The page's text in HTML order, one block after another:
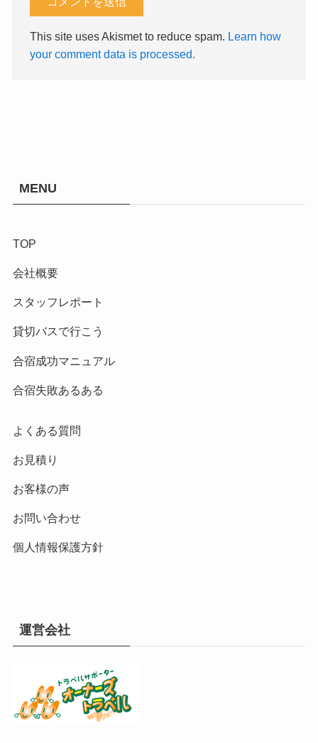
This site uses Akismet to reduce spam. Learn how
your comment data is processed.
MENU
TOP
会社概要
スタッフレポート
貸切バスで行こう
合宿成功マニュアル
合宿失敗あるある
よくある質問
お見積り
お客様の声
お問い合わせ
個人情報保護方針
運営会社